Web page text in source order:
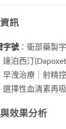
訊
字號 ：衛部藥製
達泊西汀
早洩治療｜射精
選擇性血清素再
效果分析